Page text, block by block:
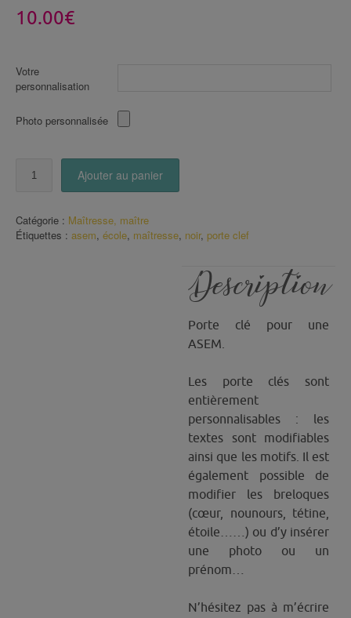
10.00€
Votre
personnalisation
Photo personnalisée
je
suis
Ajouter au panier
Catégorie : Maîtresse, maître
Étiquettes : asem, école, maîtresse, noir, porte clef
Description
Porte clé pour une
ASEM.
Les porte clés sont
entièrement
personnalisables : les
textes sont modifiables
ainsi que les motifs. Il est
également possible de
modifier les breloques
(cœur, nounours, tétine,
étoile……) ou d’y insérer
une photo ou un
prénom…
N’hésitez pas à m’écrire